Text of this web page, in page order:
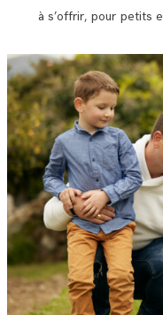
à s’offrir, pour petits